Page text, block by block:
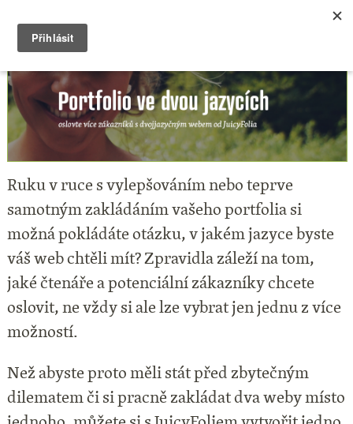
Ruku v ruce s vylepšováním nebo teprve
samotným zakládáním vašeho portfolia si
možná pokládáte otázku, v jakém jazyce byste
váš web chtěli mít? Zpravidla záleží na tom,
jaké čtenáře a potenciální zákazníky chcete
oslovit, ne vždy si ale lzevybrat jen jednu z více
možností.
Než abyste proto měli stát před zbytečným
dilematem či si pracně zakládat dva weby místo